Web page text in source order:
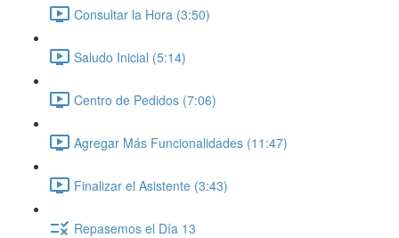
Consultar la Hora (3:50)
Saludo Inicial (5:14)
Centro de Pedidos (7:06)
Agregar Más Funcionalidades (11:47)
Finalizar el Asistente (3:43)
Repasemos el Día 13